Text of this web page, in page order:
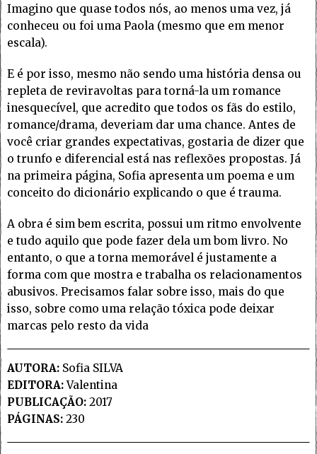
Imagino que quase todos nós, ao menos uma vez, já
conheceu ou foi uma Paola (mesmo que em menor
escala).
E é por isso, mesmo não sendo uma história densa ou
repleta de reviravoltas para torná-la um romance
inesquecível, que acredito que todos os fãs do estilo,
romance/drama, deveriam dar uma chance. Antes de
você criar grandes expectativas, gostaria de dizer que
o trunfo e diferencial está nas reflexões propostas. Já
na primeira página, Sofia apresenta um poema e um
conceito do dicionário explicando o que é trauma.
A obra é sim bem escrita, possui um ritmo envolvente
e tudo aquilo que pode fazer dela um bom livro. No
entanto, o que a torna memorável é justamente a
forma com que mostra e trabalha os relacionamentos
abusivos. Precisamos falar sobre isso, mais do que
isso, sobre como uma relação tóxica pode deixar
marcas pelo resto da vida
AUTORA: Sofia SILVA
EDITORA:Valentina
PUBLICAÇÃO: 2017
PÁGINAS: 230